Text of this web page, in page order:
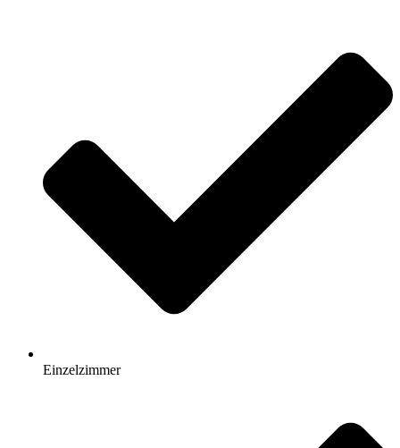
Einzelzimmer